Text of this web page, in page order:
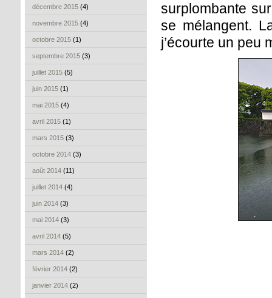
décembre 2015 (4)
novembre 2015 (4)
octobre 2015 (1)
septembre 2015 (3)
juillet 2015 (5)
juin 2015 (1)
mai 2015 (4)
avril 2015 (1)
mars 2015 (3)
octobre 2014 (3)
août 2014 (11)
juillet 2014 (4)
juin 2014 (3)
mai 2014 (3)
avril 2014 (5)
mars 2014 (2)
février 2014 (2)
janvier 2014 (2)
surplombante
se mélangent.
j’écourte un peu